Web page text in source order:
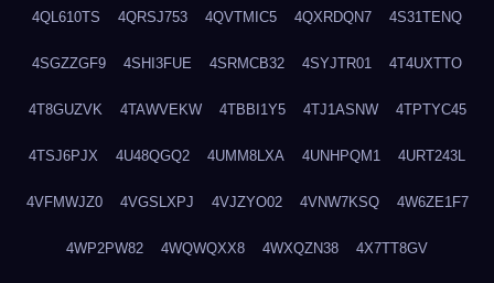
4QL610TS 4QRSJ753 4QVTMIC5 4QXRDQN7 4S31TENQ
4SGZZGF9 4SHI3FUE 4SRMCB32 4SYJTR01 4T4UXTTO
4T8GUZVK 4TAWVEKW 4TBBI1Y5 4TJ1ASNW 4TPTYC45
4TSJ6PJX 4U48QGQ2 4UMM8LXA 4UNHPQM1 4URT243L
4VFMWJZ0 4VGSLXPJ 4VJZYO02 4VNW7KSQ 4W6ZE1F7
4WP2PW82 4WQWQXX8 4WXQZN38 4X7TT8GV